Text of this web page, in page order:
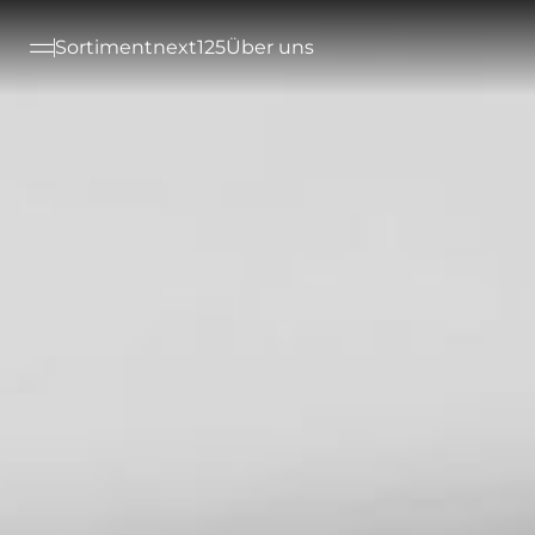
Sortimentnext125Über uns